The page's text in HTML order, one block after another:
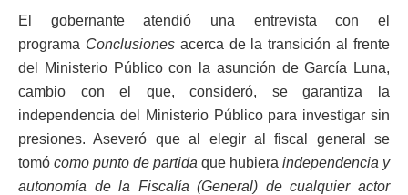
El gobernante atendió una entrevista con el
programa Conclusionesacerca de la transición al frente
del Ministerio Público con la asunción de García Luna,
cambio con el que, consideró, se garantiza la
independencia del Ministerio Público para investigar sin
presiones. Aseveró que al elegir al fiscal general se
tomó como punto de partida que hubiera independencia y
autonomía de la Fiscalía (General) de cualquier actor